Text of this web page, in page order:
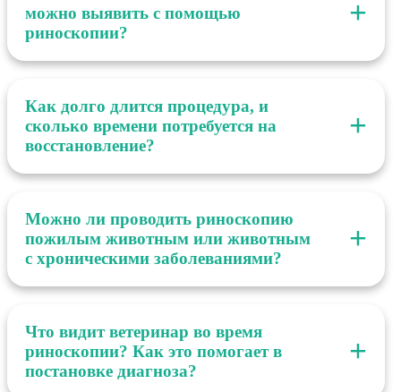
можно выявить с помощью
риноскопии?
Риноскопия проводится для диагностики хронического
носовой полости, инородных тел, лечения стриктур
носоглотки.
Как долго длится процедура, и
сколько времени потребуется на
восстановление?
В зависимости от результатов дополнительной
и лечения. Риноскопия может длиться от 30 минут до
1.5 часов в зависимости от симптомов питомца и
предполагаемого диагноза.
Можно ли проводить риноскопию
пожилым животным или животным
с хроническими заболеваниями?
Риноскопия проводится питомцам разных возрастных
заболеваниями. Важным условием для снижения
анестезиологических рисков является
предоперационная диагностика и нахождение питомца
Что видит ветеринар во время
риноскопии? Как это помогает в
постановке диагноза?